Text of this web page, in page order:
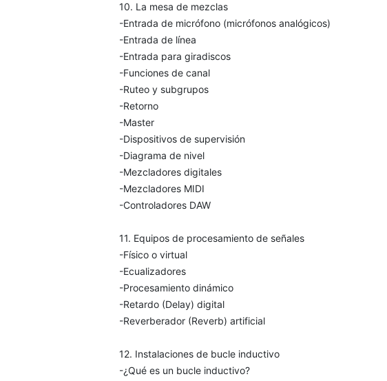
10. La mesa de mezclas
-Entrada de micrófono (micrófonos analógicos)
-Entrada de línea
-Entrada para giradiscos
-Funciones de canal
-Ruteo y subgrupos
-Retorno
-Master
-Dispositivos de supervisión
-Diagrama de nivel
-Mezcladores digitales
-Mezcladores MIDI
-Controladores DAW
11. Equipos de procesamiento de señales
-Físico o virtual
-Ecualizadores
-Procesamiento dinámico
-Retardo (Delay) digital
-Reverberador (Reverb) artificial
12. Instalaciones de bucle inductivo
-¿Qué es un bucle inductivo?